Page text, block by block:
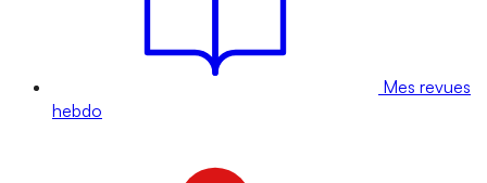
Mes revues
hebdo